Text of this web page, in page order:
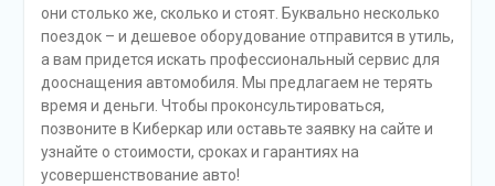
они столько же, сколько и стоят. Буквально несколько
поездок – и дешевое оборудование отправится в утиль,
а вам придется искать профессиональный сервис для
дооснащения автомобиля. Мы предлагаем не терять
время и деньги. Чтобы проконсультироваться,
позвоните в Киберкар или оставьте заявку на сайте и
узнайте о стоимости, сроках и гарантиях на
усовершенствование авто!